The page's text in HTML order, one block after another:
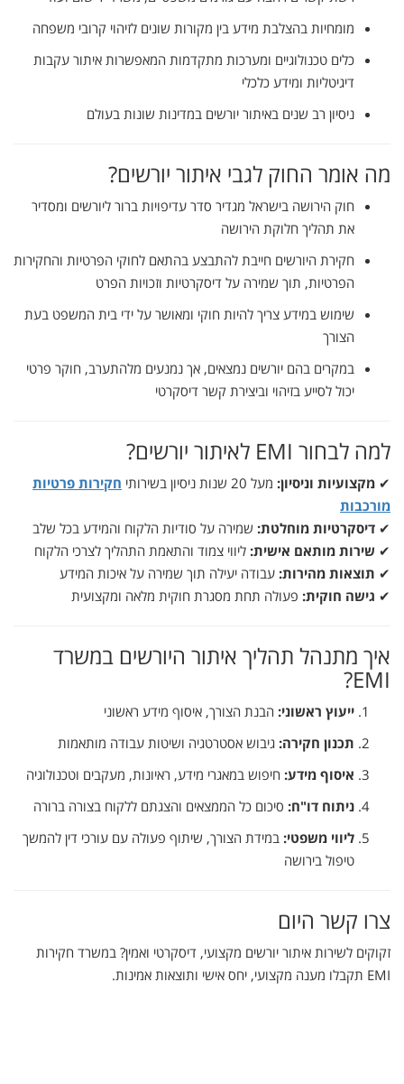
מומחיות בהצלבת מידע בין מקורות שונים לזיהוי קרובי משפחה
כלים טכנולוגיים ומערכות מתקדמות המאפשרות איתור עקבות
דיגיטליות ומידע כלכלי
ניסיון רב שנים באיתור יורשים במדינות שונות בעולם
מה אומר החוק לגבי איתור יורשים?
חוק הירושה בישראל מגדיר סדר עדיפויות ברור ליורשים ומסדיר
את תהליך חלוקת הירושה
חקירת היורשים חייבת להתבצע בהתאם לחוקי הפרטיות והחקירות
הפרטיות, תוך שמירה על דיסקרטיות וזכויות הפרט
שימוש במידע צריך להיות חוקי ומאושר על ידי בית המשפט בעת
הצורך
במקרים בהם יורשים נמצאים, אך נמנעים מלהתערב, חוקר פרטי
יכול לסייע בזיהוי וביצירת קשר דיסקרטי
למה לבחור EMI לאיתור יורשים?
✔ מקצועיות וניסיון: מעל 20 שנות ניסיון בשירותי חקירות פרטיות
מורכבות
✔ דיסקרטיות מוחלטת: שמירה על סודיות הלקוח והמידע בכל שלב
✔ שירות מותאם אישית: ליווי צמוד והתאמת התהליך לצרכי הלקוח
✔ תוצאות מהירות: עבודה יעילה תוך שמירה על איכות המידע
✔ גישה חוקית: פעולה תחת מסגרת חוקית מלאה ומקצועית
איך מתנהל תהליך איתור היורשים במשרד
EMI?
ייעוץ ראשוני: הבנת הצורך, איסוף מידע ראשוני
תכנון חקירה: גיבוש אסטרטגיה ושיטות עבודה מותאמות
איסוף מידע: חיפוש במאגרי מידע, ראיונות, מעקבים וטכנולוגיה
ניתוח דו"ח: סיכום כל הממצאים והצגתם ללקוח בצורה ברורה
ליווי משפטי: במידת הצורך, שיתוף פעולה עם עורכי דין להמשך
טיפול בירושה
צרו קשר היום
זקוקים לשירות איתור יורשים מקצועי, דיסקרטי ואמין? במשרד חקירות
EMI תקבלו מענה מקצועי, יחס אישי ותוצאות אמינות.